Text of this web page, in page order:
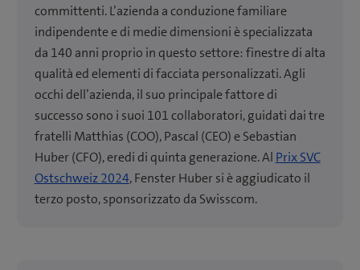
committenti. L’azienda a conduzione familiare
indipendente e di medie dimensioni è specializzata
da 140 anni proprio in questo settore: finestre di alta
qualità ed elementi di facciata personalizzati. Agli
occhi dell’azienda, il suo principale fattore di
successo sono i suoi 101 collaboratori, guidati dai tre
fratelli Matthias (COO), Pascal (CEO) e Sebastian
Huber (CFO), eredi di quinta generazione. Al Prix SVC
Ostschweiz 2024, Fenster Huber si è aggiudicato il
terzo posto, sponsorizzato da Swisscom.